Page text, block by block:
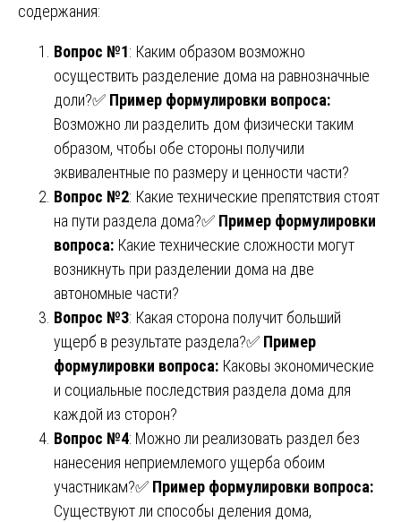
содержания:
Вопрос №1: Каким образом возможно
осуществить разделение дома на равнозначные
доли?✅ Пример формулировки вопроса:
Возможно ли разделить дом физически таким
образом, чтобы обе стороны получили
эквивалентные по размеру и ценности части?
Вопрос №2: Какие технические препятствия стоят
на пути раздела дома?✅ Пример формулировки
вопроса: Какие технические сложности могут
возникнуть при разделении дома на две
автономные части?
Вопрос №3: Какая сторона получит больший
ущерб в результате раздела?✅ Пример
формулировки вопроса: Каковы экономические
и социальные последствия раздела дома для
каждой из сторон?
Вопрос №4: Можно ли реализовать раздел без
нанесения неприемлемого ущерба обоим
участникам?✅ Пример формулировки вопроса:
Существуют ли способы деления дома,